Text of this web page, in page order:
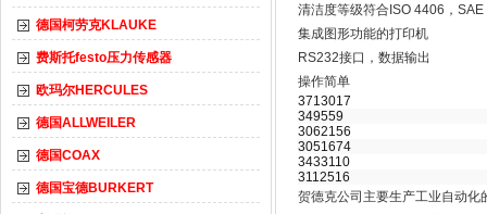
德国柯劳克KLAUKE
费斯托festo压力传感器
欧玛尔HERCULES
德国ALLWEILER
德国COAX
德国宝德BURKERT
清洁度等级符合ISO 4406，
集成图形功能的打印机
RS232接口，数据输出
操作简单
3713017
349559
3062156
3051674
3433110
3112516
贺德克公司主要生产工业自动化